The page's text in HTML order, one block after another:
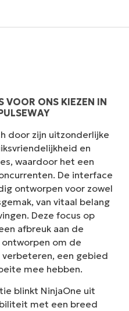
VOOR ONS KIEZEN IN
door zijn uitzonderlijke
en
waardoor het een
De interface
ontworpen voor zowel
van vitaal belang
Deze focus op
afbreuk aan de
om de
een gebied
mee hebben.
blinkt NinjaOne uit
met een breed